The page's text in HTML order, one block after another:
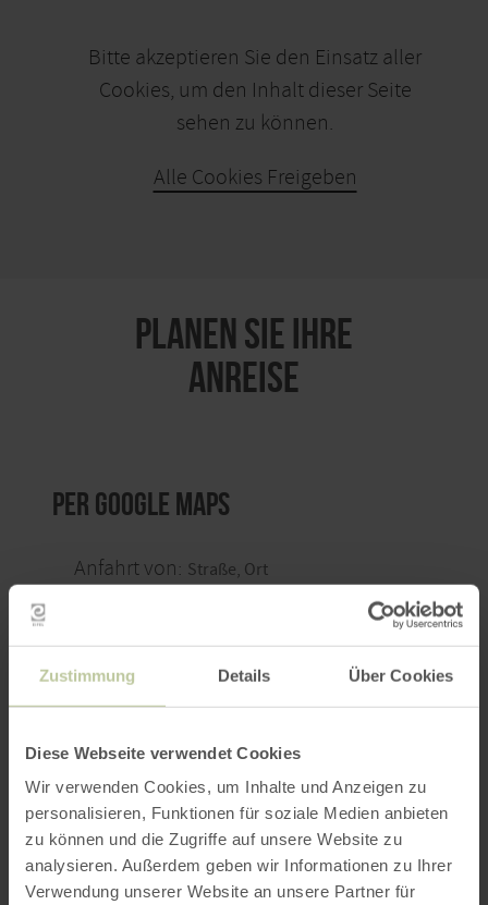
Zustimmung Details Über Cookies
Diese Webseite verwendet Cookies
Wir verwenden Cookies, um Inhalte und Anzeigen zu
personalisieren, Funktionen für soziale Medien anbieten
zu können und die Zugriffe auf unsere Website zu
analysieren. Außerdem geben wir Informationen zu Ihrer
Verwendung unserer Website an unsere Partner für
Bitte akzeptieren Sie den Einsatz aller
Cookies, um den Inhalt dieser Seite
sehen zu können.
Alle Cookies Freigeben
PLANEN SIE IHRE
ANREISE
per Google Maps
Anfahrt von:
Das könnte Sie auch